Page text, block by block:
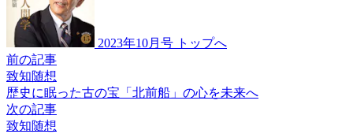
2023年10月号 トップへ
前の記事
致知随想
歴史に眠った古の宝 「北前船」の心を未来へ
次の記事
致知随想